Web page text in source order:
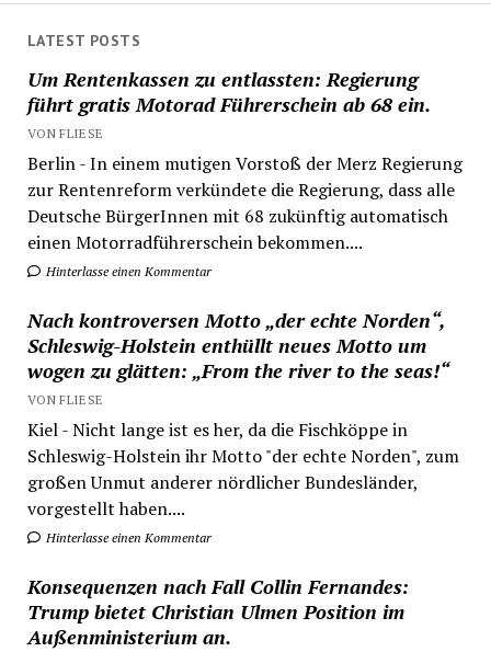
LATEST POSTS
Um Rentenkassen zu entlassten: Regierung
führt gratis Motorad Führerschein ab 68 ein.
VON FLIESE
Berlin - In einem mutigen Vorstoß der Merz Regierung
zur Rentenreform verkündete die Regierung, dass alle
Deutsche BürgerInnen mit 68 zukünftig automatisch
einen Motorradführerschein bekommen....
Hinterlasse einen Kommentar
Nach kontroversen Motto „der echte Norden“,
Schleswig-Holstein enthüllt neues Motto um
wogen zu glätten: „From the river to the seas!“
VON FLIESE
Kiel - Nicht lange ist es her, da die Fischköppe in
Schleswig-Holstein ihr Motto "der echte Norden", zum
großen Unmut anderer nördlicher Bundesländer,
vorgestellt haben....
Hinterlasse einen Kommentar
Konsequenzen nach Fall Collin Fernandes:
Trump bietet Christian Ulmen Position im
Außenministerium an.